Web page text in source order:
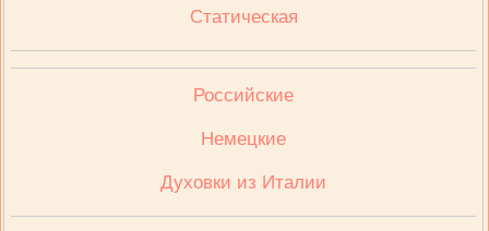
Статическая
Российские
Немецкие
Духовки из Италии